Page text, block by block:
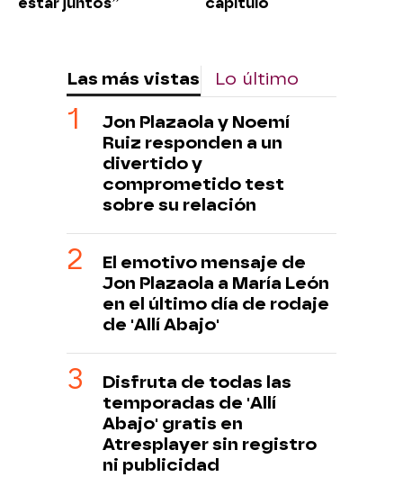
estar juntos”
capítulo
Las más vistas Lo último
Jon Plazaola y Noemí
Ruiz responden a un
divertido y
comprometido test
sobre su relación
El emotivo mensaje de
Jon Plazaola a María León
en el último día de rodaje
de 'Allí Abajo'
Disfruta de todas las
temporadas de 'Allí
Abajo' gratis en
Atresplayer sin registro
ni publicidad